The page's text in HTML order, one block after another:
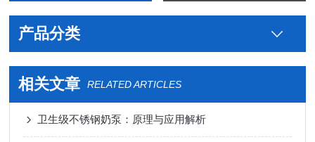
产品分类
相关文章 RELATED ARTICLES
卫生级不锈钢奶泵：原理与应用解析